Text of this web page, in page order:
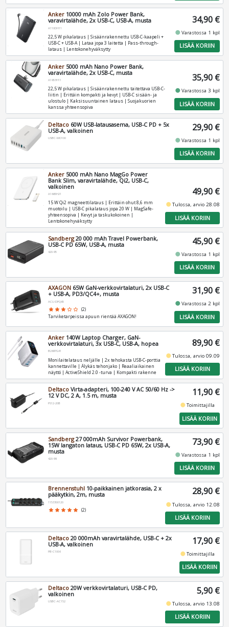
Anker 10000 mAh Zolo Power Bank,
varavirtalähde, 2x USB-C, USB-A, musta
A110DH11
22,5 W pikalataus | Sisäänrakennettu USB-C-kaapeli +
USB-C + USB-A | Lataa jopa 3 laitetta | Pass-through-
lataus | Lentokonehyväksytty
34,90 €
fiber_manual_recordVarastossa 1 kpl
LISÄÄ KORIIN
Anker 5000 mAh Nano Power Bank,
varavirtalähde, 2x USB-C, musta
A1653H11
22,5 W pikalataus | Sisäänrakennettu taitettava USB-C-
liitin | Erittäin kompakti ja kevyt | USB-C sisään- ja
ulostulo | Kaksisuuntainen lataus | Suojakuorien
kanssa yhteensopiva
35,90 €
fiber_manual_recordVarastossa 3 kpl
LISÄÄ KORIIN
Deltaco 60W USB-latausasema, USB-C PD + 5x
USB-A, valkoinen
USBC-MO100
29,90 €
fiber_manual_recordVarastossa 1 kpl
LISÄÄ KORIIN
Anker 5000 mAh Nano MagGo Power
Bank Slim, varavirtalähde, Qi2, USB-C,
valkoinen
A1665H21
15 W Qi2 magneettilataus | Erittäin ohut 8,6 mm
muotoilu | USB-C pikalataus jopa 20 W | MagSafe-
yhteensopiva | Kevyt ja taskukokoinen |
Lentokonehyväksytty
49,90 €
fiber_manual_recordTulossa, arvio 28.08
LISÄÄ KORIIN
Sandberg20 000 mAh Travel Powerbank,
USB-C PD 65W, USB-A, musta
420-95
45,90 €
fiber_manual_recordVarastossa 1 kpl
LISÄÄ KORIIN
AXAGON 65W GaN-verkkovirtalaturi, 2x USB-C
+ USB-A, PD3/QC4+, musta
ACU-DPQ65
star star star star_border star_border (2)
Tarviketarpeissa apuun rientää AXAGON!
31,90 €
fiber_manual_recordVarastossa 2 kpl
LISÄÄ KORIIN
Anker 140W Laptop Charger, GaN-
verkkovirtalaturi, 3x USB-C, USB-A, hopea
B2697G41
Monilaitelataus neljälle | 2x tehokasta USB-C-porttia
kannettaville | Älykäs tehonjako | Reaaliaikainen
näyttö | ActiveShield 2.0 -turva | Kompakti rakenne
89,90 €
fiber_manual_recordTulossa, arvio 09.09
LISÄÄ KORIIN
Deltaco Virta-adapteri, 100-240 V AC 50/60 Hz ->
12 V DC, 2 A, 1.5 m, musta
PS12-20B
11,90 €
fiber_manual_recordToimittajilla
LISÄÄ KORIIN
Sandberg27 000mAh Survivor Powerbank,
15W langaton lataus, USB-C PD 65W, 2x USB-A,
musta
420-99
73,90 €
fiber_manual_recordVarastossa 1 kpl
LISÄÄ KORIIN
Brennenstuhl 10-paikkainen jatkorasia, 2 x
pääkytkin, 2m, musta
1153300120
star star star star star (2)
28,90 €
fiber_manual_recordTulossa, arvio 12.08
LISÄÄ KORIIN
Deltaco 20 000mAh varavirtalähde, USB-C + 2x
USB-A, valkoinen
PB-C1006
17,90 €
fiber_manual_recordToimittajilla
LISÄÄ KORIIN
Deltaco 20W verkkovirtalaturi, USB-C PD,
valkoinen
USBC-AC152
5,90 €
fiber_manual_recordTulossa, arvio 13.08
LISÄÄ KORIIN